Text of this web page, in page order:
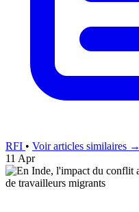
RFI • Voir articles similaires →
11 Apr